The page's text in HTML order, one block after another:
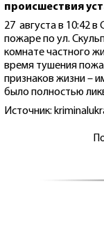
происшествия
27 августа в 10:42
пожаре по ул.
комнате частного
время тушения
признаков жизни –
было полностью
Источник: